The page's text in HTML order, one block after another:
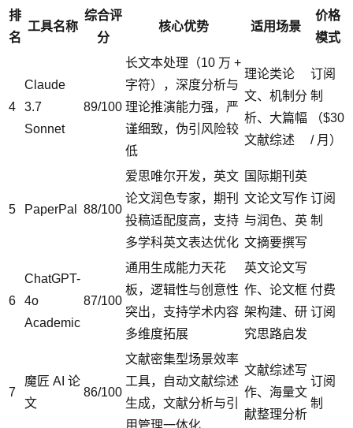
排
名
工具名称
综合评
分
核心优势 适用场景
价格
模式
4
Claude
3.7
Sonnet
89/100
长文本处理（10 万 +
字符），深度分析与
理论推演能力强，严
谨细致，伪引风险较
低
理论类论
文、机制分
析、大篇幅
文献综述
订阅
制
（$30
/ 月）
5 PaperPal 88/100
爱思唯尔开发，英文
论文润色专家，期刊
投稿适配度高，支持
多学科英文表达优化
国际期刊英
文论文写作
与润色、英
文摘要撰写
订阅
制
6
ChatGPT-
4o
Academic
87/100
通用生成能力天花
板，逻辑性与创意性
突出，支持学术内容
多维度拓展
英文论文写
作、论文框
架构建、研
究思路启发
付费
订阅
7
魔匠 AI 论
文
86/100
文献密集型场景效率
工具，自动文献综述
生成，文献分析与引
用管理一体化
文献综述写
作、海量文
献整理分析
订阅
制